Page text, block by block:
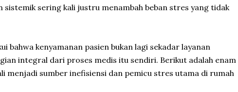
sistemik sering kali justru menambah beban stres yang tidak
bahwa kenyamanan pasien bukan lagi sekadar layanan
integral dari proses medis itu sendiri. Berikut adalah enam
menjadi sumber inefisiensi dan pemicu stres utama di rumah